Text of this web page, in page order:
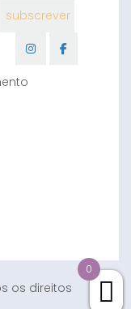
os direitos
0